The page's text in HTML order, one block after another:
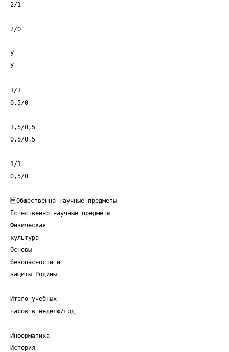
2/1
2/0
У
У
1/1
0,5/0
1,5/0,5
0,5/0,5
1/1
0,5/0
Общественно научные предметы
Естественно научные предметы
Физическая
культура
Основы
безопасности и
защиты Родины
Итого учебных
часов в неделю/год
Информатика
История